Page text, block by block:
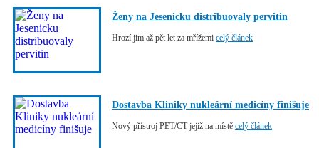
Ženy na Jesenicku distribuovaly pervitin
Hrozí jim až pět let za mřížemi celý článek
Dostavba Kliniky nukleární medicíny finišuje
Nový přístroj PET/CT jejiž na místě celý článek